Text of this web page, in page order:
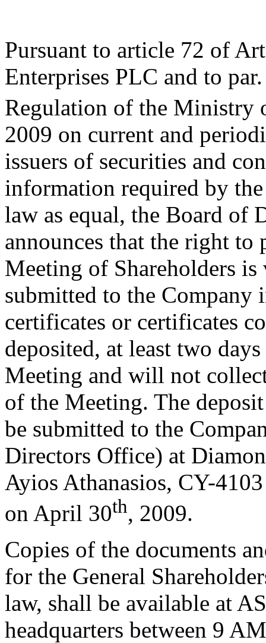
Pursuant to article 72 of
Enterprises PLC and to
Regulation of the Ministry
2009 on current and
issuers of securities and
information required by
law as equal, the Board of
announces that the right to
Meeting of Shareholders is
submitted to the
certificates or certificates
deposited, at least two
Meeting and will not
of the Meeting. The
be submitted to the
Directors Office) at
Ayios Athanasios, CY-
on April 30th, 2009.
Copies of the documents
for the General
law, shall be available at
headquarters between 9